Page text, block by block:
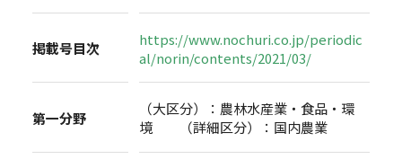
掲載号目次
https://www.nochuri.co.jp/periodic
al/norin/contents/2021/03/
第一分野
（大区分）：農林水産業・食品・環
境 （詳細区分）：国内農業